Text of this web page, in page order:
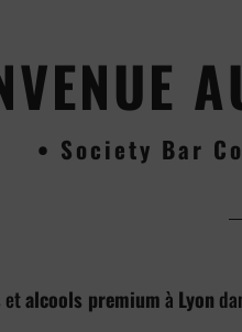
• Society Bar
etalcools premiumà Lyon